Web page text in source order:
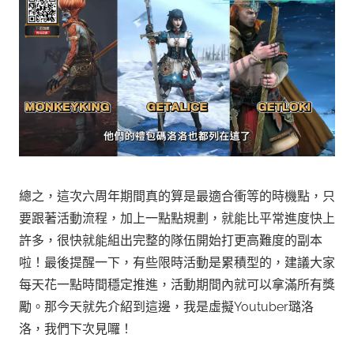
總之， 這次六周年期間真的算是最適合衝等的時機點，只
要跟著活動流程，加上一點點規劃，就能比平常進度快上
許多，很快就能組出完整的隊伍開始打更高難度的副本
啦！ 最後提醒一下，有些限時活動是累積型的，建議大家
每天花一點時間穩定推進，活動期間內就可以拿滿所有獎
勵。那今天就先介紹到這邊， 我是虛擬Youtuber璐洛
洛，我們下次見囉！